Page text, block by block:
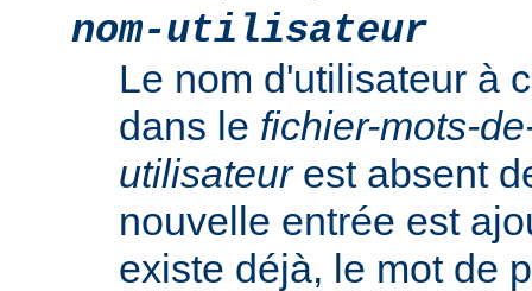
nom-utilisateur
Le nom d'utilisateur à
dans le fichier-mots-
utilisateurest absent
nouvelle entrée est
existe déjà, le mot de